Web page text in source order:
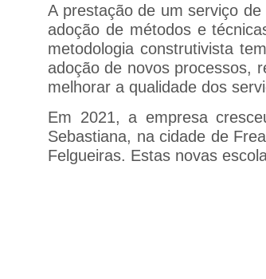
A prestação de um serviço
adoção de métodos e
metodologia construtivista
adoção de novos processos,
melhorar a qualidade dos
Em 2021, a empresa
Sebastiana, na cidade de
Felgueiras. Estas novas